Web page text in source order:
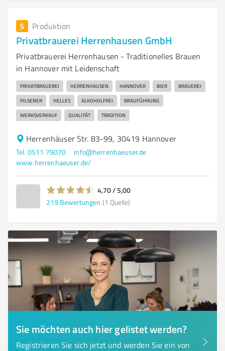
5 Produktion
Privatbrauerei Herrenhausen GmbH
Privatbrauerei Herrenhausen - Traditionelles Brauen
in Hannover mit Leidenschaft
PRIVATBRAUEREI HERRENHAUSEN HANNOVER BIER BRAUEREI
PILSENER HELLES ALKOHOLFREI BRAUFÜHRUNG
WERKSVERKAUF QUALITÄT TRADITION
Herrenhäuser Str. 83-99, 30419 Hannover
Tel. 0511 79070
info@herrenhaeuser.de
www.herrenhaeuser.de/
4,70 / 5,00
219 Bewertungen (1 Quelle)
Sie möchten auch hier gelistet werden?
Registrieren Sie sich jetzt und werden Sie ein von